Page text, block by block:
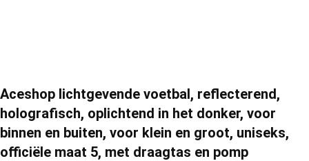
Aceshop lichtgevende voetbal, reflecterend,
holografisch, oplichtend in het donker, voor
binnen en buiten, voor klein en groot, uniseks,
officiële maat 5, met draagtas en pomp